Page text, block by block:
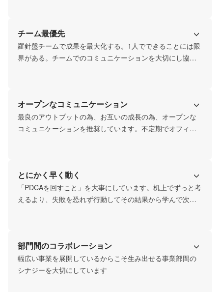
チーム最優先
羅針盤チームで成果を最大化する。1人でできることには限
界がある。チームでのコミュニケーションを大切にし協働
オープンなコミュニケーション
最良のアウトプットの為、お互いの成長の為、オープンな
コミュニケーションを推奨しています。不定期でオフィス
とにかく早く動く
「PDCAを回すこと」を大事にしています。机上でずっと考
えるより、失敗を恐れず行動してその結果から学んで次に
部門間のコラボレーション
幅広い事業を展開しているからこそ生み出せる事業部間の
シナジーを大切にしています